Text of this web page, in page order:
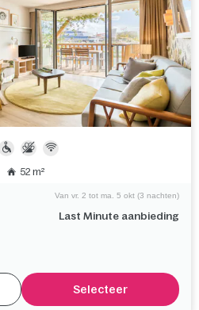
52 m²
Last Minute aanbieding
Van vr. 2 tot ma. 5 okt (3 nachten)
Selecteer